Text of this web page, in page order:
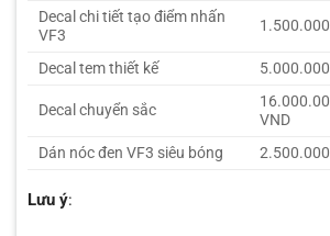
Decal chi tiết tạo điểm nhấn
VF3
Decal tem thiết kế
Decal chuyển sắc
VND
Dán nóc đen VF3 siêu bóng
Lưu ý: